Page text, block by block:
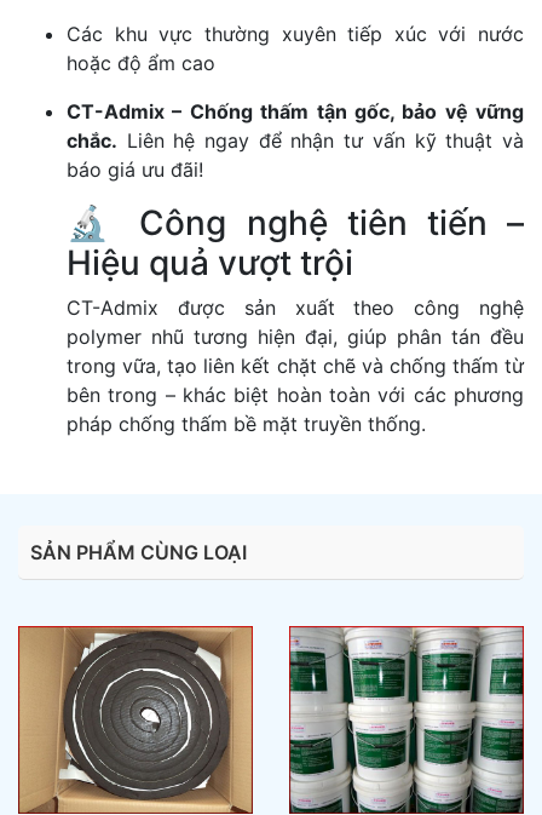
Các khu vực thường xuyên tiếp xúc với nước
hoặc độ ẩm cao
CT-Admix – Chống thấm tận gốc, bảo vệ vững
chắc. Liên hệ ngay để nhận tư vấn kỹ thuật và
báo giá ưu đãi!
🔬 Công nghệ tiên tiến –
Hiệu quả vượt trội
CT-Admix được sản xuất theo công nghệ
polymer nhũ tương hiện đại, giúp phân tán đều
trong vữa, tạo liên kết chặt chẽ và chống thấm từ
bên trong – khác biệt hoàn toàn với các phương
pháp chống thấm bề mặt truyền thống.
SẢN PHẨM CÙNG LOẠI